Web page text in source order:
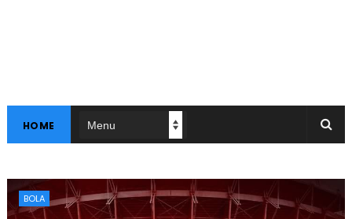
HOME
BOLA